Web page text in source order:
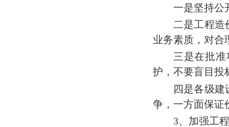
一是坚持公
二是工程造
业务素质，对合
三是在批
护，不要盲目投
四是各级
争，一方面保证
3、加强工